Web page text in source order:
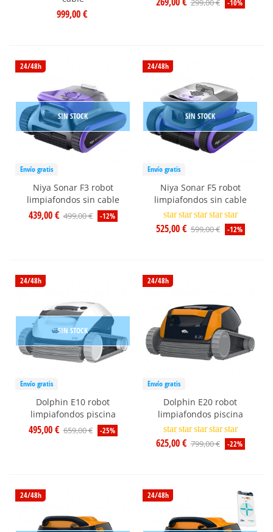
999,00 €
299,00 € -10%
24/48h
Envío gratis
SIN STOCK
Niya Sonar F3 robot
limpiafondos sin cable
439,00 € 499,00 € -12%
24/48h
Envío gratis
SIN STOCK
Niya Sonar F5 robot
limpiafondos sin cable
star star star star star
525,00 € 599,00 € -12%
24/48h
Envío gratis
SIN STOCK
Dolphin E10 robot
limpiafondos piscina
495,00 € 659,00 € -25%
24/48h
Envío gratis
Dolphin E20 robot
limpiafondos piscina
star star star star star
625,00 € 799,00 € -22%
24/48h 24/48h